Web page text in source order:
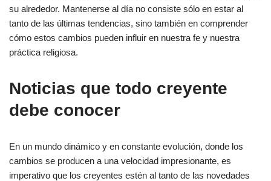
su alrededor. Mantenerse al día no consiste sólo en estar al
tanto de las últimas tendencias, sino también en comprender
cómo estos cambios pueden influir en nuestra fe y nuestra
práctica religiosa.
Noticias que todo creyente
debe conocer
En un mundo dinámico y en constante evolución, donde los
cambios se producen a una velocidad impresionante, es
imperativo que los creyentes estén al tanto de las novedades